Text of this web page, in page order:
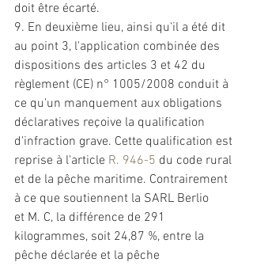
doit être écarté.
9. En deuxième lieu, ainsi qu'il a été dit
au point 3, l'application combinée des
dispositions des articles 3 et 42 du
règlement (CE) n° 1005/2008 conduit à
ce qu'un manquement aux obligations
déclaratives reçoive la qualification
d'infraction grave. Cette qualification est
reprise à l'article R. 946-5 du code rural
et de la pêche maritime. Contrairement
à ce que soutiennent la SARL Berlio
et M. C, la différence de 291
kilogrammes, soit 24,87 %, entre la
pêche déclarée et la pêche